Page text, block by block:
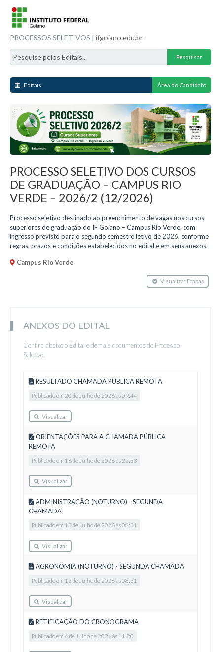
PROCESSOS SELETIVOS | ifgoiano.edu.br
Editais Área do Candidato
PROCESSO SELETIVO DOS CURSOS
DE GRADUAÇÃO – CAMPUS RIO
VERDE – 2026/2 (12/2026)
Processo seletivo destinado ao preenchimento de vagas nos cursos
superiores de graduação do IF Goiano – Campus Rio Verde, com
ingresso previsto para o segundo semestre letivo de 2026, conforme
regras, prazos e condições estabelecidos no edital e em seus anexos.
Campus Rio Verde
Visualizar Etapas
ANEXOS DO EDITAL
Confira abaixo o Edital e demais documentos do Processo
Seletivo.
RESULTADO CHAMADA PÚBLICA REMOTA
Publicado em 20 de Julho de 2026 às 09:44
Visualizar
ORIENTAÇÕES PARA A CHAMADA PÚBLICA
REMOTA
Publicado em 16 de Julho de 2026 às 22:33
Visualizar
ADMINISTRAÇÃO (NOTURNO) - SEGUNDA
CHAMADA
Publicado em 13 de Julho de 2026 às 08:31
Visualizar
AGRONOMIA (NOTURNO) - SEGUNDA CHAMADA
Publicado em 13 de Julho de 2026 às 08:31
Visualizar
RETIFICAÇÃO DO CRONOGRAMA
Publicado em 6 de Julho de 2026 às 11:20